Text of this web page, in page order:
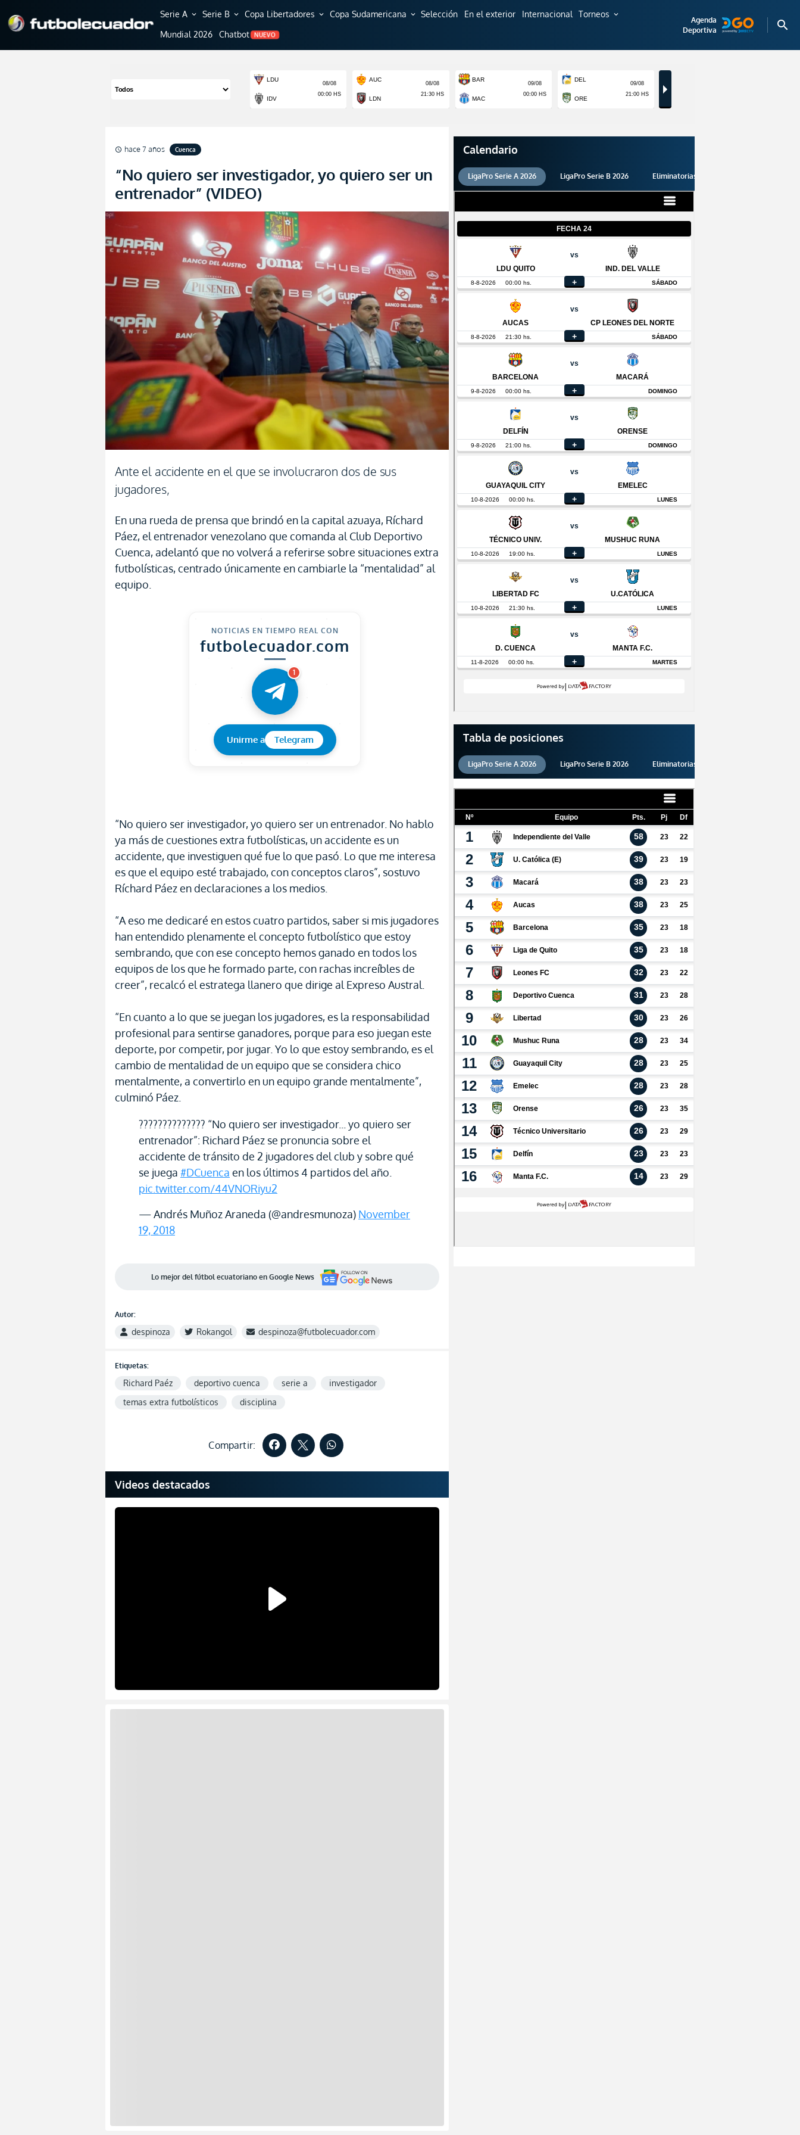
Serie A expand_more Serie B expand_more Copa Libertadores expand_more Copa Sudamericana expand_more Selección En el exterior Internacional Torneos expand_more
Mundial 2026 Chatbot NUEVO
Agenda
Deportiva
search
schedule hace 7 años Cuenca
“No quiero ser investigador, yo quiero ser un
entrenador” (VIDEO)
Ante el accidente en el que se involucraron dos de sus
jugadores,
En una rueda de prensa que brindó en la capital azuaya, Ríchard
Páez, el entrenador venezolano que comanda al Club Deportivo
Cuenca, adelantó que no volverá a referirse sobre situaciones extra
futbolísticas, centrado únicamente en cambiarle la “mentalidad” al
equipo.
NOTICIAS EN TIEMPO REAL CON
futbolecuador.com
1
Unirme a Telegram
“No quiero ser investigador, yo quiero ser un entrenador. No hablo
ya más de cuestiones extra futbolísticas, un accidente es un
accidente, que investiguen qué fue lo que pasó. Lo que me interesa
es que el equipo esté trabajado, con conceptos claros”, sostuvo
Ríchard Páez en declaraciones a los medios.
“A eso me dedicaré en estos cuatro partidos, saber si mis jugadores
han entendido plenamente el concepto futbolístico que estoy
sembrando, que con ese concepto hemos ganado en todos los
equipos de los que he formado parte, con rachas increíbles de
creer”, recalcó el estratega llanero que dirige al Expreso Austral.
“En cuanto a lo que se juegan los jugadores, es la responsabilidad
profesional para sentirse ganadores, porque para eso juegan este
deporte, por competir, por jugar. Yo lo que estoy sembrando, es el
cambio de mentalidad de un equipo que se considera chico
mentalmente, a convertirlo en un equipo grande mentalmente”,
culminó Páez.
????????????‍?? “No quiero ser investigador... yo quiero ser
entrenador”: Richard Páez se pronuncia sobre el
accidente de tránsito de 2 jugadores del club y sobre qué
se juega #DCuenca en los últimos 4 partidos del año.
pic.twitter.com/44VNORiyu2
— Andrés Muñoz Araneda (@andresmunoza) November
19, 2018
Lo mejor del fútbol ecuatoriano en Google News
Autor:
despinoza Rokangol despinoza@futbolecuador.com
Etiquetas:
Richard Paéz deportivo cuenca serie a
investigador
temas extra futbolísticos
disciplina
Compartir:
Videos destacados
Calendario
LigaPro Serie A 2026 LigaPro Serie B 2026 Eliminatorias 2026
Tabla de posiciones
LigaPro Serie A 2026 LigaPro Serie B 2026 Eliminatorias 2026